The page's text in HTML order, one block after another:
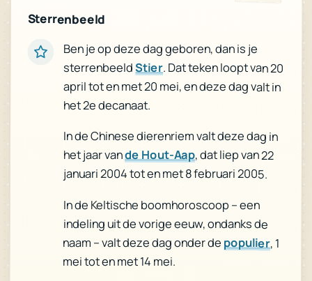
Sterrenbeeld
Ben je op deze dag geboren, dan is je
sterrenbeeldStier. Dat teken loopt van 20
april tot en met 20 mei, en deze dag valt in
het 2e decanaat.
In de Chinese dierenriem valt deze dag in
het jaar vande Hout-Aap, dat liep van 22
januari 2004 tot en met 8 februari 2005.
In de Keltische boomhoroscoop – een
indeling uit de vorige eeuw, ondanks de
naam – valt deze dag onder de populier, 1
mei tot en met 14 mei.